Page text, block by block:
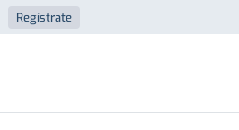
Regístrate